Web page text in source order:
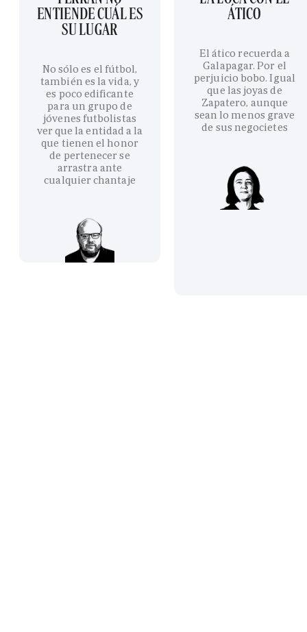
ENTIENDE CUÁL ES
SU LUGAR
No sólo es el fútbol,
también es la vida, y
es poco edificante
para un grupo de
jóvenes futbolistas
ver que la entidad a la
que tienen el honor
de pertenecer se
arrastra ante
cualquier chantaje
ÁTICO
El ático recuerda a
Galapagar. Por el
perjuicio bobo. Igual
que las joyas de
Zapatero, aunque
sean lo menos grave
de sus negocietes